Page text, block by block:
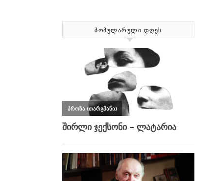
ᲞᲝᲞᲣᲚᲐᲠᲣᲚᲘ ᲓᲦᲔᲡ